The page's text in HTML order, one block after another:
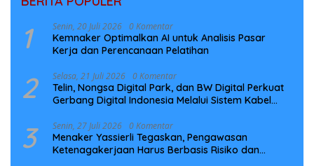
1 Senin, 20 Juli 2026 0 Komentar
Kemnaker Optimalkan AI untuk Analisis Pasar
Kerja dan Perencanaan Pelatihan
2 Selasa, 21 Juli 2026 0 Komentar
Telin, Nongsa Digital Park, dan BW Digital Perkuat
Gerbang Digital Indonesia Melalui Sistem Kabel
3 Senin, 27 Juli 2026 0 Komentar
Menaker Yassierli Tegaskan, Pengawasan
Ketenagakerjaan Harus Berbasis Risiko dan